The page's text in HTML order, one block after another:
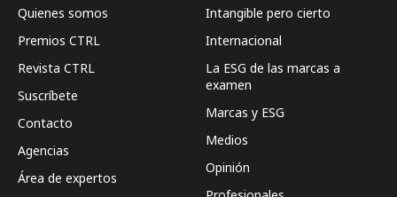
Quienes somos
Premios CTRL
Revista CTRL
Suscríbete
Contacto
Agencias
Área de expertos
Intangible pero cierto
Internacional
La ESG de las marcas a
examen
Marcas y ESG
Medios
Opinión